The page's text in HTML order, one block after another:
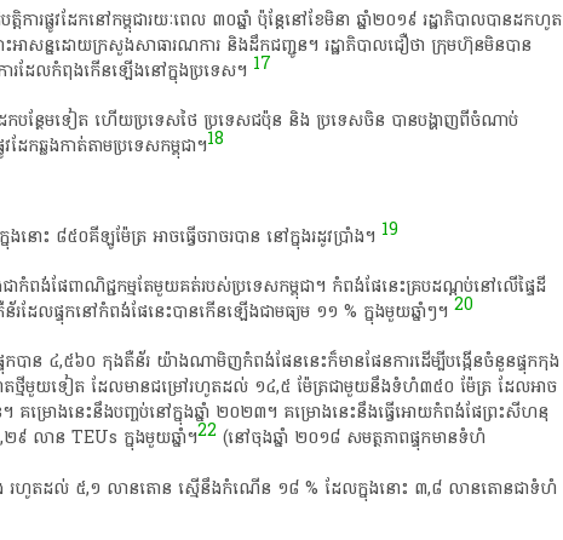
ផ្លូវដែក​នៅ​កម្ពុជា​រយៈពេល​ ៣០​ឆ្នាំ​ ប៉ុន្តែ​នៅ​ខែ​មិ​នា​ ឆ្នាំ​២០១៩​ រដ្ឋាភិបាល​បាន​ដកហូត​
ោះអាសន្ន​ដោយ​ក្រសួង​សាធារណការ​ និង​ដឹក​ជញ្ជូន​។​ រដ្ឋាភិបាល​ជឿ​ថា​ ក្រុមហ៊ុន​មិន​បាន​
រ​ដែល​កំពុង​កើនឡើង​នៅ​ក្នុង​ប្រទេស​។​ 17
ដែក​បន្ថែម​ទៀត​ ហើយ​ប្រទេស​ថៃ​ ប្រទេស​ជប៉ុន​ និង​ ប្រទេស​ចិន​ បាន​បង្ហាញ​ពី​ចំណាប់
ដែក​ឆ្លងកាត់​តាម​ប្រទេស​កម្ពុជា​។​18
នោះ​ ៨៥០​គីឡូម៉ែត្រ​ អាច​ធ្វើ​ចរាចរ​បាន​ នៅ​ក្នុង​រដូវប្រាំង​។​ 19
ពង់​ផែពាណិជ្ជកម្ម​តែ​មួយ​គត់​របស់​ប្រទេស​កម្ពុជា​។​ កំពង់​ផែ​នេះ​គ្របដណ្ដប់​នៅ​លើ​ផ្ទៃដី​
ល​ផ្ទុក​នៅ​កំពង់​ផែ​នេះ​បាន​កើន​ឡើងជា​មធ្យម​ ១១​ %​ ក្នុង​មួយ​ឆ្នាំៗ​។​ 20
បាន​ ៤,៥៦០​ កុងតឺន័រ​ យ៉ាងណាមិញ​កំពង់​ផែន​នេះ​ក៏​មាន​ផែនការ​ដើម្បី​បង្កើន​ចំនួន​ផ្ទុក​កុង​
ថ្មី​មួយទៀត​ ដែល​មាន​ជម្រៅ​រហូត​ដល់​ ១៤,៥​ ម៉ែត្រ​ជាមួយនឹង​ទំហំ​៣៥០​ ម៉ែត្រ​ ដែល​អាច​
គម្រោង​នេះ​នឹង​បញ្ចប់​នៅ​ក្នុង​ឆ្នាំ​ ២០២៣​។​ គម្រោង​នេះ​នឹង​ធ្វើ​អោយ​កំពង់​ផែ​ព្រះ​សីហ​នុ​
,២៩​ លាន​ TEUs​ ក្នុង​មួយ​ឆ្នាំ​។​22 ​ (​នៅ​ចុងឆ្នាំ​ ២០១៨​ សមត្ថភាព​ផ្ទុក​មាន​ទំហំ​
រហូត​ដល់​ ៥,១​ លាន​តោន​ ស្មើនឹង​កំណើន​ ១៨​ %​ ដែល​ក្នុង​នោះ​ ៣,៨​ លាន​តោន​ជា​ទំហំ​